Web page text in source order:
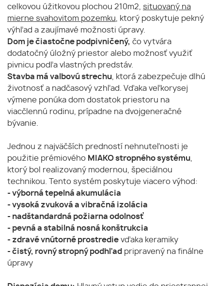
celkovou úžitkovou plochou 210m2, situovaný na
mierne svahovitom pozemku , ktorý poskytuje pekný
výhľad a zaujímavé možnosti úpravy.
Dom je čiastočne podpivničený, čo vytvára
dodatočný úložný priestor alebo možnosť využiť
pivnicu podľa vlastných predstáv.
Stavba má valbovú strechu , ktorá zabezpečuje dlhú
životnosť a nadčasový vzhľad. Vďaka veľkorysej
výmene ponúka dom dostatok priestoru na
viacčlennú rodinu, prípadne na dvojgeneračné
bývanie.
Jednou z najväčších predností nehnuteľnosti je
použitie prémiového MIAKO stropného systému
ktorý bol realizovaný modernou, špeciálnou
technikou. Tento systém poskytuje viacero výhod:
- výborná tepelná akumulácia
- vysoká zvuková a vibračná izolácia
- nadštandardná požiarna odolnosť
- pevná a stabilná nosná konštrukcia
- zdravé vnútorné prostredie vďaka keramiky
- čistý, rovný stropný podhľad pripravený na finálne
úpravy